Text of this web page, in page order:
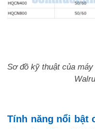
Sơ đồ kỹ thuật của
Tính năng nổi bật